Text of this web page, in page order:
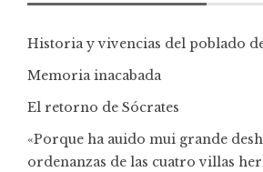
Historia y vivencias del poblado
Memoria inacabada
El retorno de Sócrates
«Porque ha auido mui grande
ordenanzas de las cuatro villas